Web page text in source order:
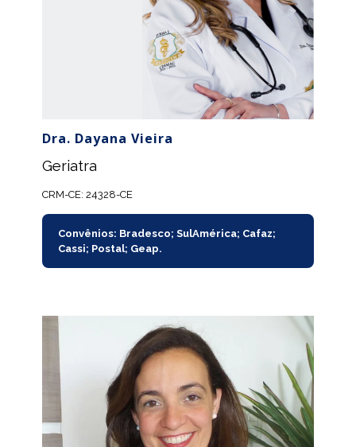
Dra. Dayana Vieira
Geriatra
CRM-CE: 24328-CE
Convênios: Bradesco; SulAmérica; Cafaz;
Cassi; Postal; Geap.